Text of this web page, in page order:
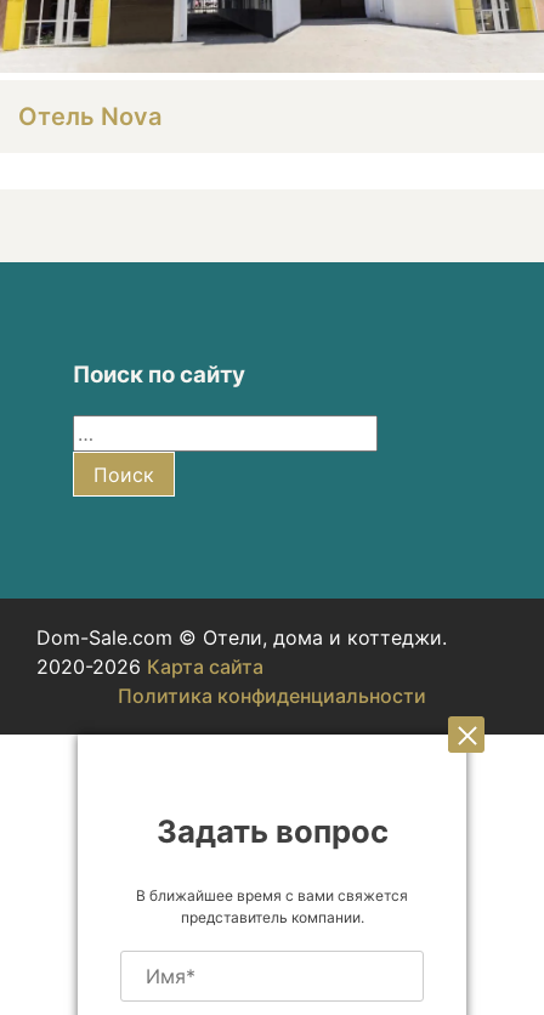
Отель Nova
Поиск по сайту
Поиск
Dom-Sale.com © Отели, дома и коттеджи.
2020-2026 Карта сайта
Политика конфиденциальности
Задать вопрос
В ближайшее время с вами свяжется
представитель компании.